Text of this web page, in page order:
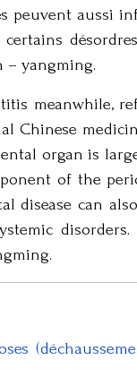
peuvent aussi
désordres
– yangming.
meanwhile,
Chinese
organ is
of the
disease can
disorders.